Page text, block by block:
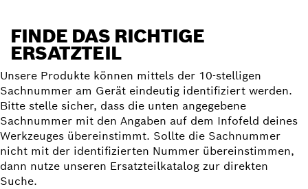
FINDE DAS RICHTIGE
ERSATZTEIL
Unsere Produkte können mittels der 10-stelligen
Sachnummer am Gerät eindeutig identifiziert werden.
Bitte stelle sicher, dass die unten angegebene
Sachnummer mit den Angaben auf dem Infofeld deines
Werkzeuges übereinstimmt. Sollte die Sachnummer
nicht mit der identifizierten Nummer übereinstimmen,
dann nutze unseren Ersatzteilkatalog zur direkten
Suche.